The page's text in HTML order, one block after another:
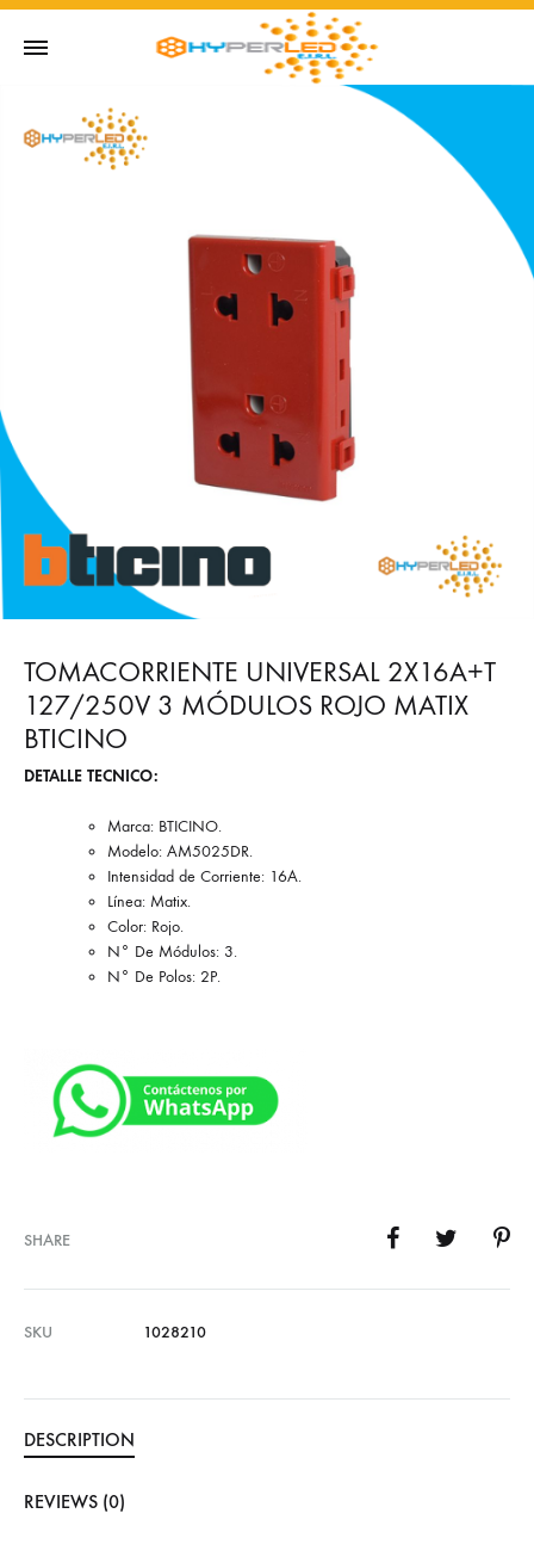
TOMACORRIENTE UNIVERSAL 2X16A+T
127/250V 3 MÓDULOS ROJO MATIX
BTICINO
DETALLE TECNICO:
Marca: BTICINO.
Modelo: AM5025DR.
Intensidad de Corriente: 16A.
Línea: Matix.
Color: Rojo.
N° De Módulos: 3.
N° De Polos: 2P.
SHARE
SKU 1028210
DESCRIPTION
REVIEWS (0)